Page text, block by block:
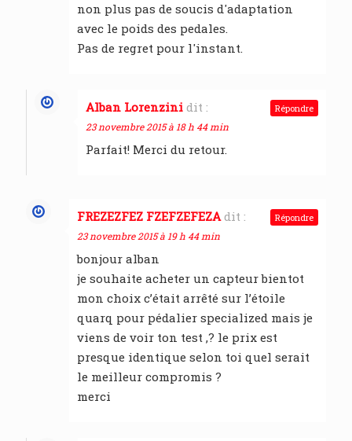
non plus pas de soucis d'adaptation
avec le poids des pedales.
Pas de regret pour l'instant.
Alban Lorenzini dit :
23 novembre 2015 à 18 h 44 min
Parfait! Merci du retour.
Répondre
FREZEZFEZ FZEFZEFEZA dit :
23 novembre 2015 à 19 h 44 min
bonjour alban
je souhaite acheter un capteur bientot
mon choix c’était arrêté sur l’étoile
quarq pour pédalier specialized mais je
viens de voir ton test ,? le prix est
presque identique selon toi quel serait
le meilleur compromis ?
merci
Répondre